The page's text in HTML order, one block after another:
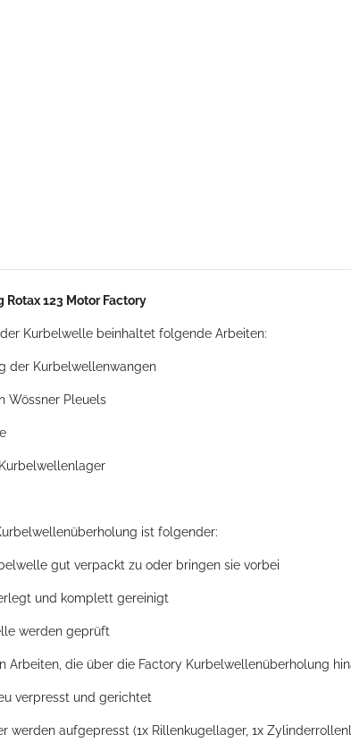
123 Motor Factory
Kurbelwelle beinhaltet folgende Arbeiten:
der Kurbelwellenwangen
Wössner Pleuels
ist folgender:
gut verpackt zu oder bringen sie vorbei
und komplett gereinigt
werden geprüft
Arbeiten, die über die Factory Kurbelwellenüberholung
verpresst und gerichtet
werden aufgepresst (1x Rillenkugellager, 1x